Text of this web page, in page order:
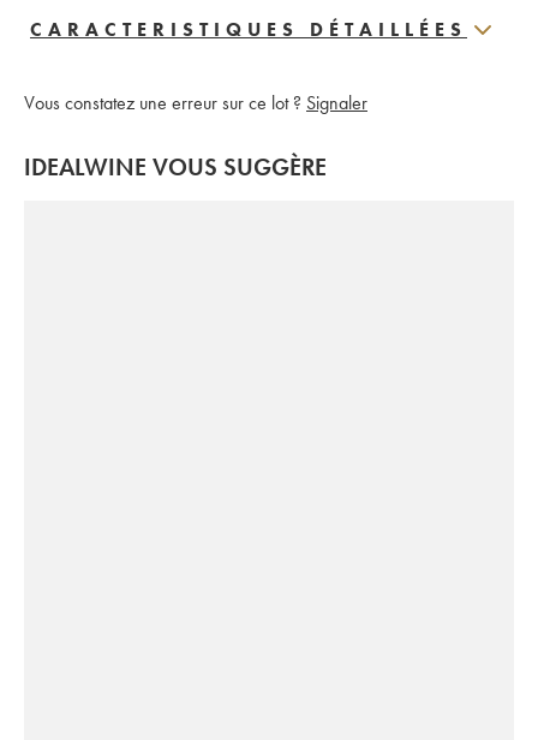
CARACTERISTIQUES DÉTAILLÉES
Vous constatez une erreur sur ce lot ? Signaler
IDEALWINE VOUS SUGGÈRE